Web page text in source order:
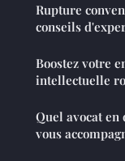
Rupture
conseils
Boostez votre
intellectuelle
Quel avocat
vous